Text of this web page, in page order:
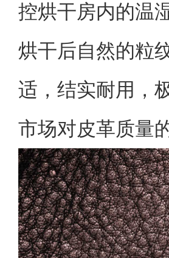
控烘干房内的温
烘干后自然的粒
适，结实耐用，
市场对皮革质量